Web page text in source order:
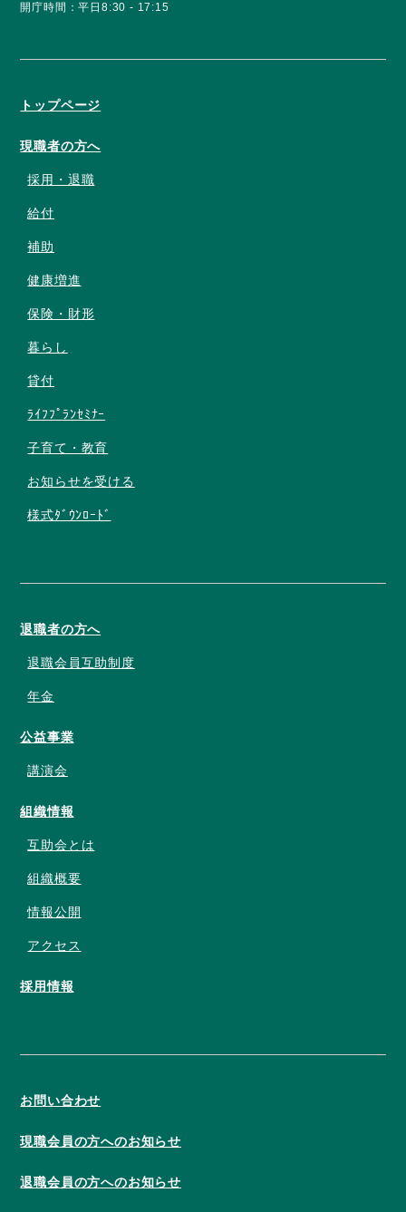
開庁時間：平日8:30 - 17:15
トップページ
現職者の方へ
採用・退職
給付
補助
健康増進
保険・財形
暮らし
貸付
ﾗｲﾌﾌﾟﾗﾝｾﾐﾅｰ
子育て・教育
お知らせを受ける
様式ﾀﾞｳﾝﾛｰﾄﾞ
退職者の方へ
退職会員互助制度
年金
公益事業
講演会
組織情報
互助会とは
組織概要
情報公開
アクセス
採用情報
お問い合わせ
現職会員の方へのお知らせ
退職会員の方へのお知らせ